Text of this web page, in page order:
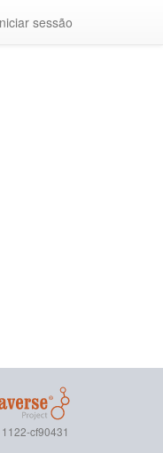
sessão
cf90431